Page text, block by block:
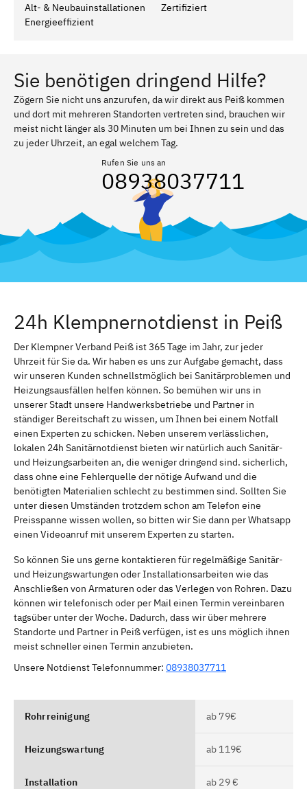
Alt- & Neubauinstallationen
Zertifiziert
Energieeffizient
Sie benötigen dringend Hilfe?
Zögern Sie nicht uns anzurufen, da wir direkt aus Peiß kommen
und dort mit mehreren Standorten vertreten sind, brauchen wir
meist nicht länger als 30 Minuten um bei Ihnen zu sein und das
zu jeder Uhrzeit, an egal welchem Tag.
Rufen Sie uns an
08938037711
24h Klempnernotdienst in Peiß
Der Klempner Verband Peiß ist 365 Tage im Jahr, zur jeder
Uhrzeit für Sie da. Wir haben es uns zur Aufgabe gemacht, dass
wir unseren Kunden schnellstmöglich bei Sanitärproblemen und
Heizungsausfällen helfen können. So bemühen wir uns in
unserer Stadt unsere Handwerksbetriebe und Partner in
ständiger Bereitschaft zu wissen, um Ihnen bei einem Notfall
einen Experten zu schicken. Neben unserem verlässlichen,
lokalen 24h Sanitärnotdienst bieten wir natürlich auch Sanitär-
und Heizungsarbeiten an, die weniger dringend sind. sicherlich,
dass ohne eine Fehlerquelle der nötige Aufwand und die
benötigten Materialien schlecht zu bestimmen sind. Sollten Sie
unter diesen Umständen trotzdem schon am Telefon eine
Preisspanne wissen wollen, so bitten wir Sie dann per Whatsapp
einen Videoanruf mit unserem Experten zu starten.
So können Sie uns gerne kontaktieren für regelmäßige Sanitär-
und Heizungswartungen oder Installationsarbeiten wie das
Anschließen von Armaturen oder das Verlegen von Rohren. Dazu
können wir telefonisch oder per Mail einen Termin vereinbaren
tagsüber unter der Woche. Dadurch, dass wir über mehrere
Standorte und Partner in Peiß verfügen, ist es uns möglich ihnen
meist schneller einen Termin anzubieten.
Unsere Notdienst Telefonnummer: 08938037711
Rohrreinigung ab 79€
Heizungswartung ab 119€
Installation ab 29 €